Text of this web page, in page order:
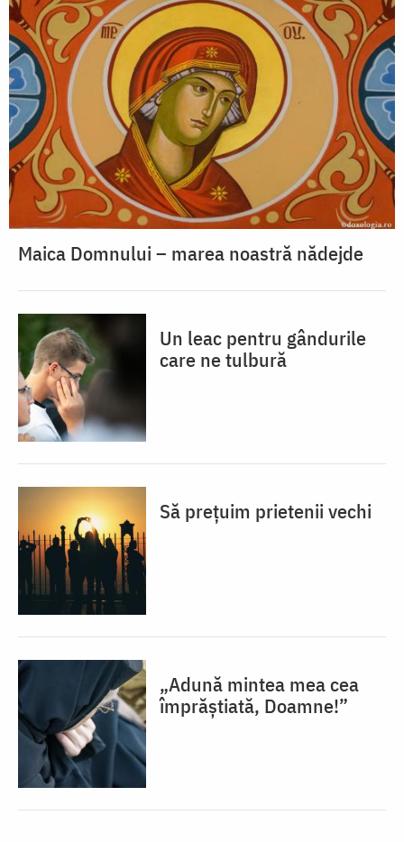
Maica Domnului – marea noastră nădejde
Un leac pentru gândurile
care ne tulbură
Să prețuim prietenii vechi
„Adună mintea mea cea
împrăștiată, Doamne!”